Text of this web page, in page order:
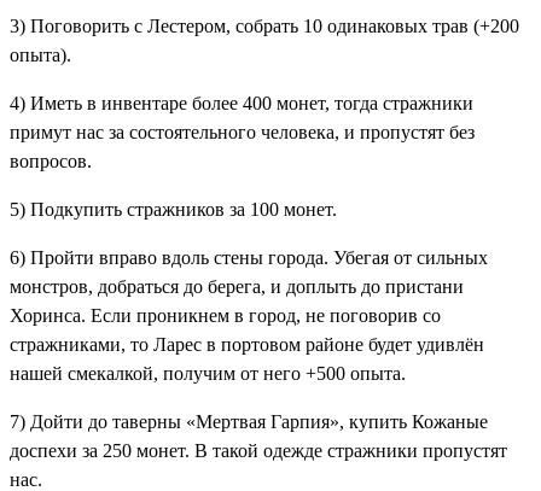
3) Поговорить с Лестером, собрать 10 одинаковых трав (+200
опыта).
4) Иметь в инвентаре более 400 монет, тогда стражники
примут нас за состоятельного человека, и пропустят без
вопросов.
5) Подкупить стражников за 100 монет.
6) Пройти вправо вдоль стены города. Убегая от сильных
монстров, добраться до берега, и доплыть до пристани
Хоринса. Если проникнем в город, не поговорив со
стражниками, то Ларес в портовом районе будет удивлён
нашей смекалкой, получим от него +500 опыта.
7) Дойти до таверны «Мертвая Гарпия», купить Кожаные
доспехи за 250 монет. В такой одежде стражники пропустят
нас.